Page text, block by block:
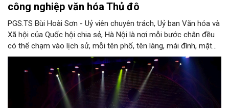
công nghiệp văn hóa Thủ đô
PGS.TS Bùi Hoài Sơn - Uỷ viên chuyên trách, Uỷ ban Văn hóa và
Xã hội của Quốc hội chia sẻ, Hà Nội là nơi mỗi bước chân đều
có thể chạm vào lịch sử, mỗi tên phố, tên làng, mái đình, mặt
hồ, nếp nhà, câu hát, món ăn, làn điệu, nghề thủ công đều có
thể kể một câu chuyện về chiều sâu văn hiến của dân tộc.
Nhưng trong kỷ nguyên mới, câu hỏi đặt ra không chỉ Hà Nội có
bao nhiêu di sản, bao nhiêu văn nghệ sĩ, trí thức, không gian ký
ức, mà là làm thế nào để những giá trị ấy trở thành nguồn lực